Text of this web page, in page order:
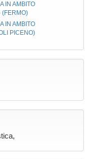
IN AMBITO
(FERMO)
IN AMBITO
PICENO)